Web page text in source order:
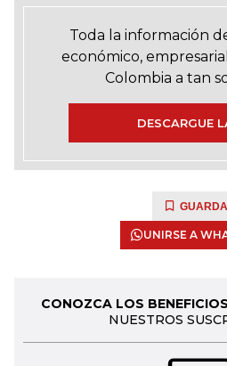
Toda la información
económico,
Colombia a tan
DESCARGUE
UNIRSE A
CONOZCA LOS
NUESTROS